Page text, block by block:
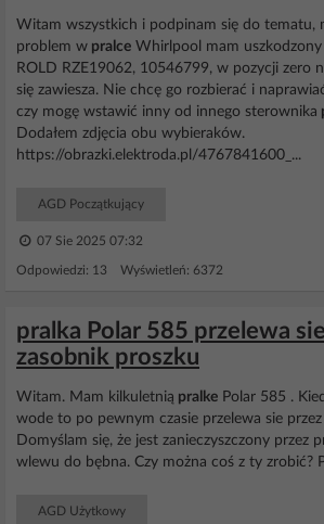
Witam wszystkich i podpinam się do tematu,
problem w pralce Whirlpool mam
ROLD RZE19062, 10546799, w pozycji zero
się zawiesza. Nie chcę go rozbierać i
czy mogę wstawić inny od innego sterownika
Dodałem zdjęcia obu wybieraków.
https://obrazki.elektroda.pl/4767841600_...
AGD Początkujący
07 Sie 2025 07:32
Odpowiedzi: 13 Wyświetleń: 6372
pralka Polar 585 przelewa
zasobnik proszku
Witam. Mam kilkuletnią pralke Polar 585 .
wode to po pewnym czasie przelewa sie
Domyślam się, że jest zanieczyszczony przez
wlewu do bębna. Czy można coś z ty zrobić?
AGD Użytkowy